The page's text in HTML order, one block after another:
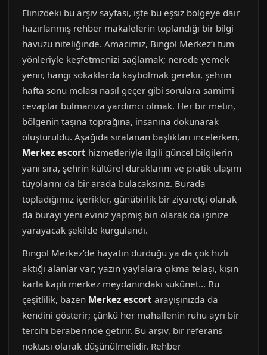
Elinizdeki bu arşiv sayfası, işte bu eşsiz bölgeye dair
hazırlanmış rehber makalelerin toplandığı bir bilgi
havuzu niteliğinde. Amacımız, Bingöl Merkez’i tüm
yönleriyle keşfetmenizi sağlamak; nerede yemek
yenir, hangi sokaklarda kaybolmak gerekir, şehrin
hafta sonu molası nasıl geçer gibi sorulara samimi
cevaplar bulmanıza yardımcı olmak. Her bir metin,
bölgenin taşına toprağına, insanına dokunarak
oluşturuldu. Aşağıda sıralanan başlıkları incelerken,
Merkez escort hizmetleriyle ilgili güncel bilgilerin
yanı sıra, şehrin kültürel duraklarını ve pratik ulaşım
tüyolarını da bir arada bulacaksınız. Burada
topladığımız içerikler, günübirlik bir ziyaretçi olarak
da burayı yeni eviniz yapmış biri olarak da işinize
yarayacak şekilde kurgulandı.
Bingöl Merkez’de hayatın durduğu ya da çok hızlı
aktığı alanlar var; yazın yaylalara çıkma telaşı, kışın
karla kaplı merkez meydanındaki sükûnet... Bu
çeşitlilik, bazen Merkez escort arayışınızda da
kendini gösterir; çünkü her mahallenin ruhu ayrı bir
tercihi beraberinde getirir. Bu arşiv, bir referans
noktası olarak düşünülmelidir. Rehber